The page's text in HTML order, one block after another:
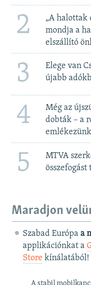
2
„A halottak
mondja a
elszállító
3
Elege van
újabb
4
Még az
dobták – a
emlékezünk
5
MTVA
összefogást
Maradjon
Szabad Európa a
applikációnkat a
Store kínálatából!